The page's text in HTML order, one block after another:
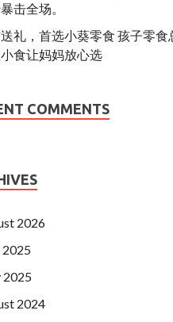
击全场。
礼，首选小葵零食 孩子零食
食让妈妈放心选
COMMENTS
2026
2025
2025
2024